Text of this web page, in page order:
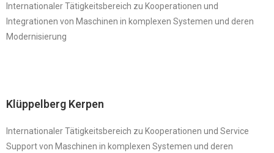
Internationaler Tätigkeitsbereich zu Kooperationen und
Integrationen von Maschinen in komplexen Systemen und deren
Modernisierung
Klüppelberg Kerpen
Internationaler Tätigkeitsbereich zu Kooperationen und Service
Support von Maschinen in komplexen Systemen und deren